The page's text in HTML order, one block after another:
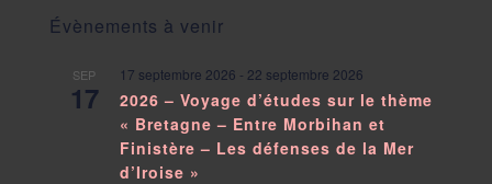
Évènements à venir
SEP
17
17 septembre 2026 - 22 septembre 2026
2026 – Voyage d’études sur le thème
« Bretagne – Entre Morbihan et
Finistère – Les défenses de la Mer
d’Iroise »